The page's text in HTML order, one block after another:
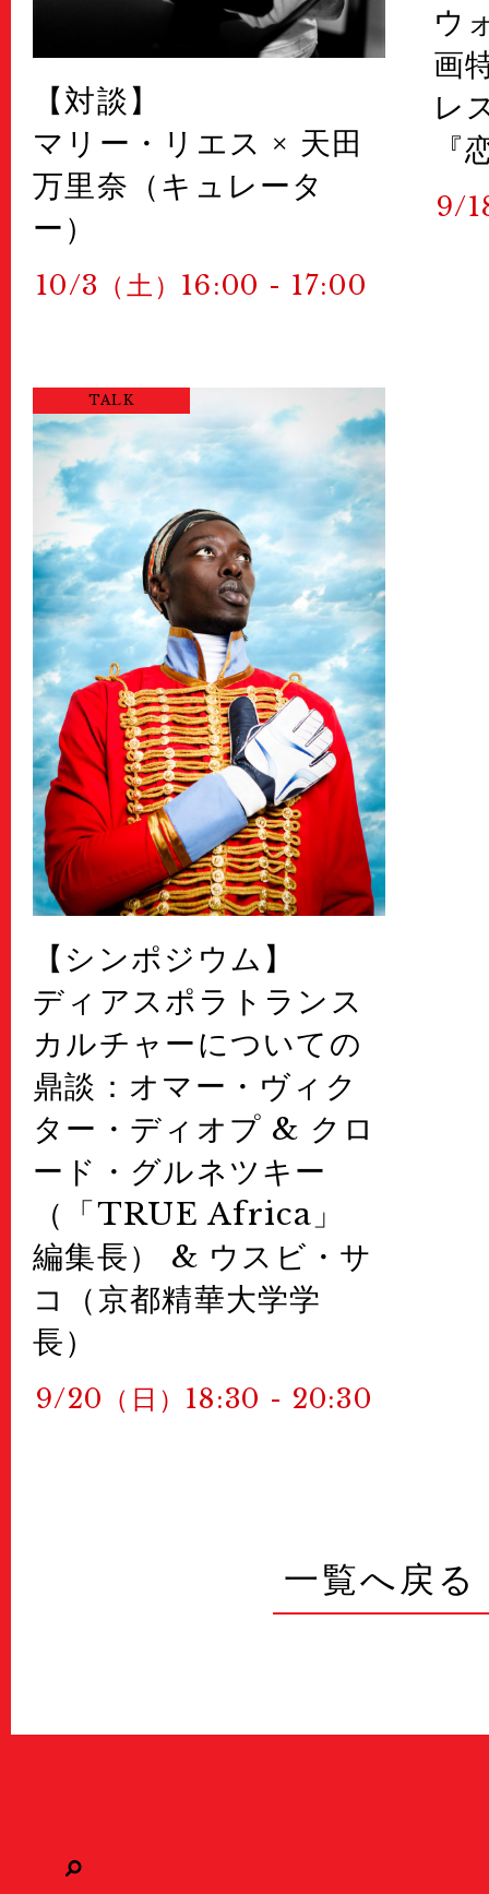
【対談】
マリー・リエス × 天田
万里奈（キュレータ
ー）
10/3（土）16:00 - 17:00
ウ
画
レ
『
9/
TALK
【シンポジウム】
ディアスポラトランス
カルチャーについての
鼎談：オマー・ヴィク
ター・ディオプ & クロ
ード・グルネツキー
（「TRUE Africa」
編集長） & ウスビ・サ
コ（京都精華大学学
長）
9/20（日）18:30 - 20:30
一覧へ戻る